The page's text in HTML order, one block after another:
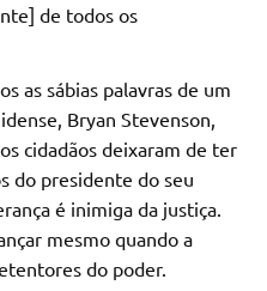
de todos os
as sábias palavras de um
Bryan Stevenson,
cidadãos deixaram de ter
do presidente do seu
é inimiga da justiça.
mesmo quando a
do poder.